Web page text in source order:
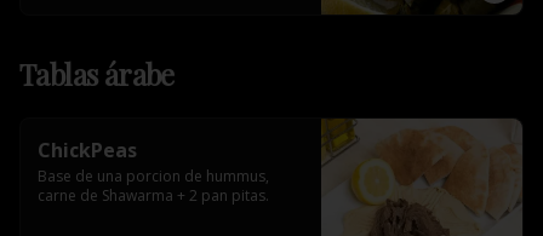
Tablas árabe
ChickPeas
Base de una porcion de hummus,
carne de Shawarma + 2 pan pitas.